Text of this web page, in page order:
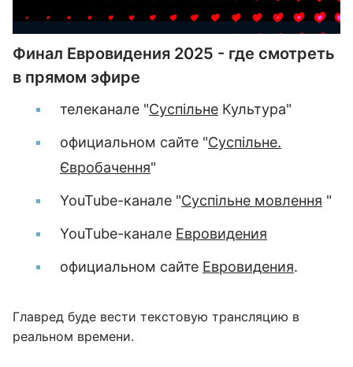
Финал Евровидения 2025 - где смотреть
в прямом эфире
телеканале "Суспільне Культура"
официальном сайте "Суспільне.
Євробачення"
YouTubе-канале "Суспільне мовлення "
YouTubе-канале Евровидения
официальном сайте Евровидения.
Главред буде вести текстовую трансляцию в
реальном времени.